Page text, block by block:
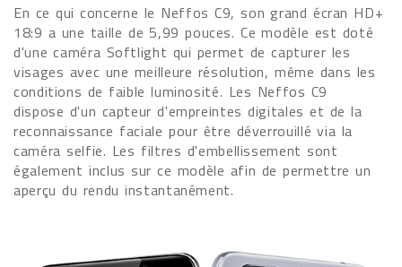
En ce qui concerne le Neffos C9, son grand écran HD+
18:9 a une taille de 5,99 pouces. Ce modèle est doté
d'une caméra Softlight qui permet de capturer les
visages avec une meilleure résolution, même dans les
conditions de faible luminosité. Les Neffos C9
dispose d'un capteur d'empreintes digitales et de la
reconnaissance faciale pour être déverrouillé via la
caméra selfie. Les filtres d'embellissement sont
également inclus sur ce modèle afin de permettre un
aperçu du rendu instantanément.